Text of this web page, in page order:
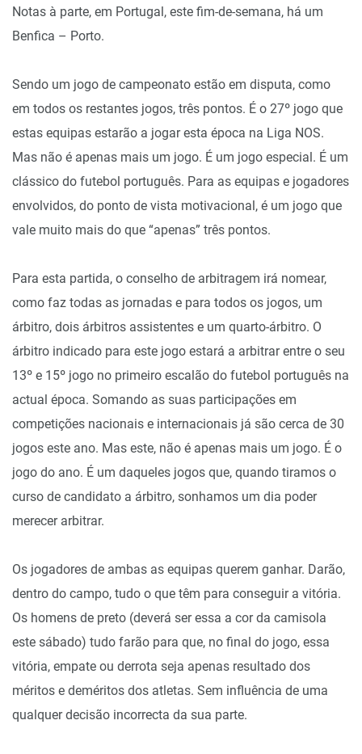
Notas à parte, em Portugal, este fim-de-semana, há um
Benfica – Porto.
Sendo um jogo de campeonato estão em disputa, como
em todos os restantes jogos, três pontos. É o 27º jogo que
estas equipas estarão a jogar esta época na Liga NOS.
Mas não é apenas mais um jogo. É um jogo especial. É um
clássico do futebol português. Para as equipas e jogadores
envolvidos, do ponto de vista motivacional, é um jogo que
vale muito mais do que “apenas” três pontos.
Para esta partida, o conselho de arbitragem irá nomear,
como faz todas as jornadas e para todos os jogos, um
árbitro, dois árbitros assistentes e um quarto-árbitro. O
árbitro indicado para este jogo estará a arbitrar entre o seu
13º e 15º jogo no primeiro escalão do futebol português na
actual época. Somando as suas participações em
competições nacionais e internacionais já são cerca de 30
jogos este ano. Mas este, não é apenas mais um jogo. É o
jogo do ano. É um daqueles jogos que, quando tiramos o
curso de candidato a árbitro, sonhamos um dia poder
merecer arbitrar.
Os jogadores de ambas as equipas querem ganhar. Darão,
dentro do campo, tudo o que têm para conseguir a vitória.
Os homens de preto (deverá ser essa a cor da camisola
este sábado) tudo farão para que, no final do jogo, essa
vitória, empate ou derrota seja apenas resultado dos
méritos e deméritos dos atletas. Sem influência de uma
qualquer decisão incorrecta da sua parte.